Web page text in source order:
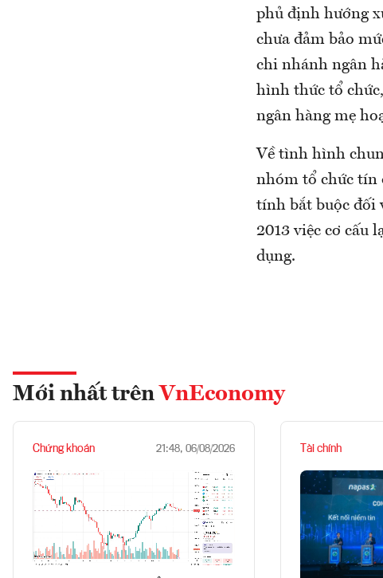
phủ định hướng
chưa đảm bảo
chi nhánh ngân
hình thức tổ
ngân hàng mẹ
Về tình hình
nhóm tổ chức tín
tính bắt buộc đối
2013 việc cơ cấu
dụng.
Mới nhất trên VnEconomy
Chứng khoán 21:48, 06/08/2026 Tài chính